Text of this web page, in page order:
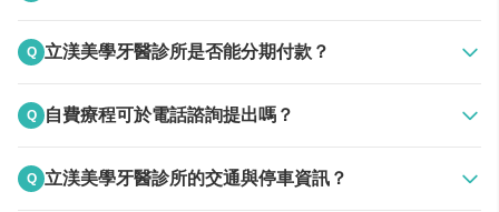
專屬諮詢室，安心了解療程細節
看診投影幕
Q 立渼美學牙醫診所是否能分期付款？
一次性治療項目沒有分期付款(如:水雷射、噴砂美白......)
Q 自費療程可於電話諮詢提出嗎？
Q 立渼美學牙醫診所的交通與停車資訊？